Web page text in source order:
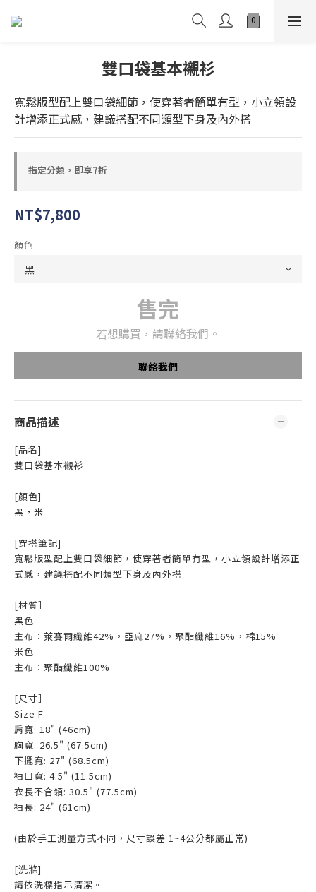
雙口袋基本襯衫
寬鬆版型配上雙口袋細節，使穿著者簡單有型，小立領設
計增添正式感，建議搭配不同類型下身及內外搭
指定分類，即享7折
NT$7,800
顏色
售完
若想購買，請聯絡我們。
聯絡我們
商品描述
[品名]
雙口袋基本襯衫
[顏色]
黑，米
[穿搭筆記]
寬鬆版型配上雙口袋細節，使穿著者簡單有型，小立領設計增添正
式感，建議搭配不同類型下身及內外搭
[材質］
黑色
主布：萊賽爾纖維42%，亞麻27%，聚酯纖維16%，棉15%
米色
主布：聚酯纖維100%
[尺寸］
Size F
肩寬: 18" (46cm)
胸寬: 26.5" (67.5cm)
下擺寬: 27" (68.5cm)
袖口寬: 4.5" (11.5cm)
衣長不含領: 30.5" (77.5cm)
袖長: 24" (61cm)
(由於手工測量方式不同，尺寸誤差 1~4公分都屬正常)
[洗滌]
請依洗標指示清潔。